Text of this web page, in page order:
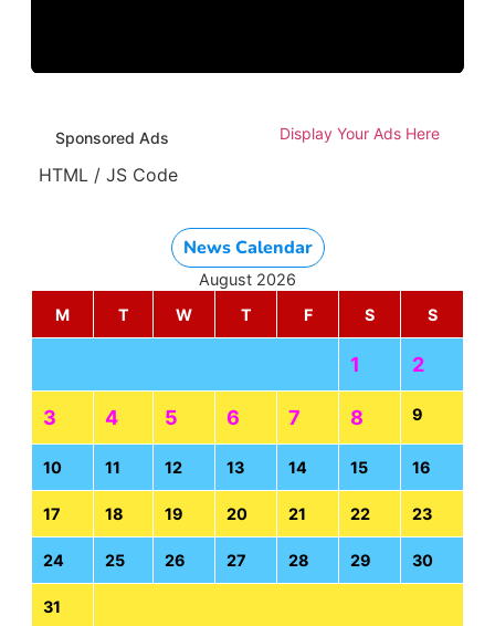
Sponsored Ads Display Your Ads Here
HTML / JS Code
News Calendar
August 2026
M
T W T F S S
1 2
3 4 5 6 7 8 9
10 11 12 13 14 15 16
17 18 19 20 21 22 23
24 25 26 27 28 29 30
31